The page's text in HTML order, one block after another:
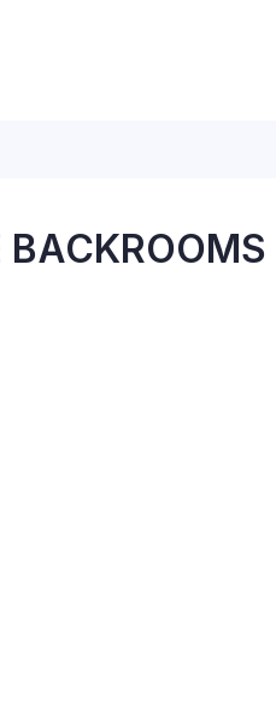
BACKROOMS